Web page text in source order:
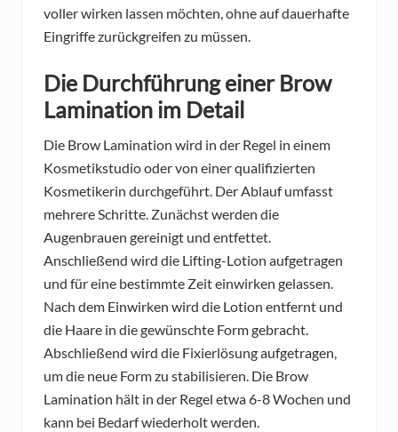
voller wirken lassen möchten, ohne auf dauerhafte
Eingriffe zurückgreifen zu müssen.
Die Durchführung einer Brow
Lamination im Detail
Die Brow Lamination wird in der Regel in einem
Kosmetikstudio oder von einer qualifizierten
Kosmetikerin durchgeführt. Der Ablauf umfasst
mehrere Schritte. Zunächst werden die
Augenbrauen gereinigt und entfettet.
Anschließend wird die Lifting-Lotion aufgetragen
und für eine bestimmte Zeit einwirken gelassen.
Nach dem Einwirken wird die Lotion entfernt und
die Haare in die gewünschte Form gebracht.
Abschließend wird die Fixierlösung aufgetragen,
um die neue Form zu stabilisieren. Die Brow
Lamination hält in der Regel etwa 6-8 Wochen und
kann bei Bedarf wiederholt werden.